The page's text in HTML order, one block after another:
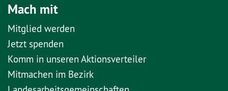
Mach mit
Mitglied werden
Jetzt spenden
Komm in unseren Aktionsverteiler
Mitmachen im Bezirk